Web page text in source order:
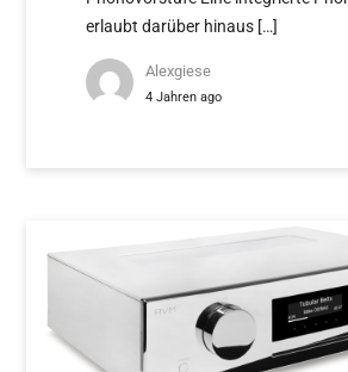
erlaubt darüber hinaus […]
Alexgiese
4 Jahren ago